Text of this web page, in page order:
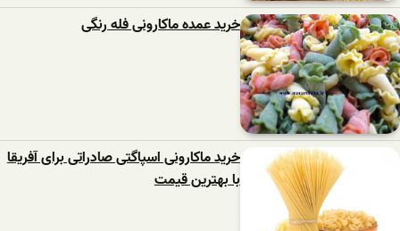
خرید عمده ماکارونی فله رنگی
خرید ماکارونی اسپاگتی صادراتی برای آفریقا
با بهترین قیمت